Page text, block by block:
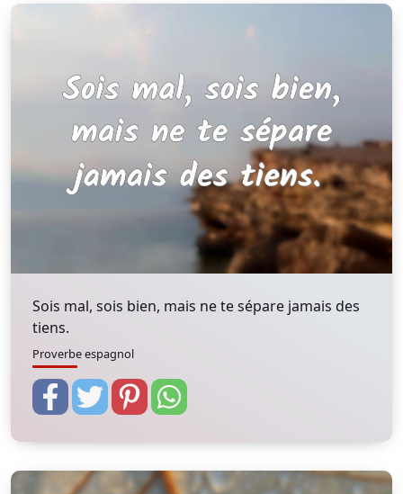
Sois mal, sois bien, mais ne te sépare jamais des
tiens.
Proverbe espagnol